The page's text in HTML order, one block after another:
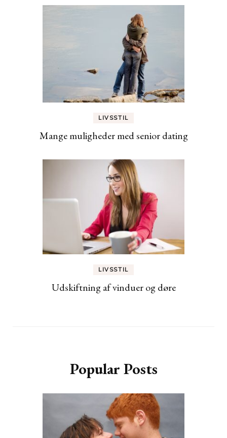
LIVSSTIL
Mange muligheder med senior dating
LIVSSTIL
Udskiftning af vinduer og døre
Popular Posts